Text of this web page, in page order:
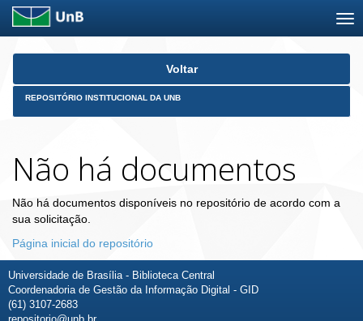
Skip
Voltar
REPOSITÓRIO INSTITUCIONAL DA UNB
Não há documentos
Não há documentos disponíveis no repositório de acordo com a
sua solicitação.
Página inicial do repositório
Universidade de Brasília - Biblioteca Central
Coordenadoria de Gestão da Informação Digital - GID
(61) 3107-2683
repositorio@unb.br